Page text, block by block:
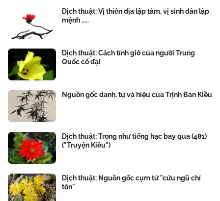
Dịch thuật: Vị thiên địa lập tâm, vị sinh dân lập
mệnh .....
Dịch thuật: Cách tính giờ của người Trung
Quốc cổ đại
Nguồn gốc danh, tự và hiệu của Trịnh Bản Kiều
Dịch thuật: Trong như tiếng hạc bay qua (481)
("Truyện Kiều")
Dịch thuật: Nguồn gốc cụm từ "cửu ngũ chí
tôn"